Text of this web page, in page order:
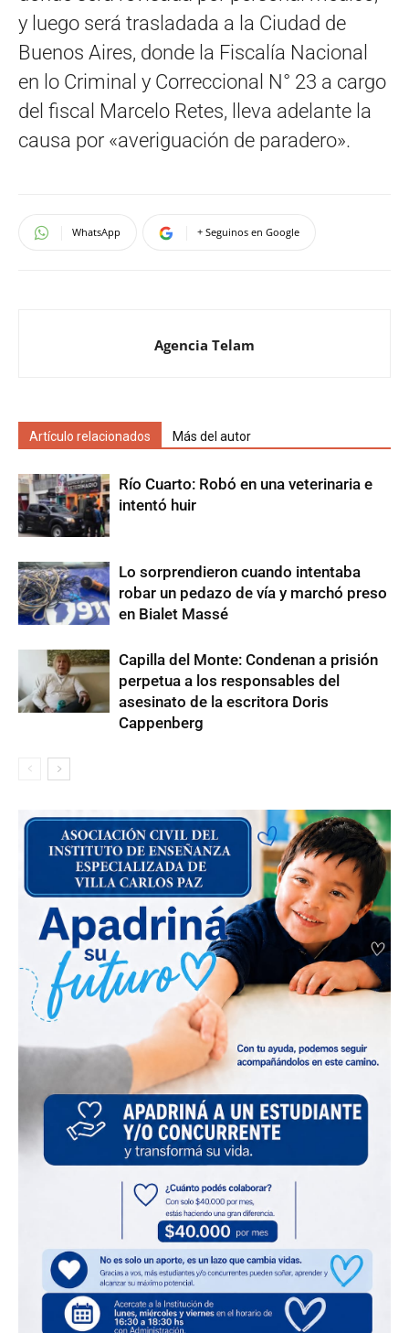
y luego será trasladada a la Ciudad de
Buenos Aires, donde la Fiscalía Nacional
en lo Criminal y Correccional N° 23 a cargo
del fiscal Marcelo Retes, lleva adelante la
causa por «averiguación de paradero».
WhatsApp + Seguinos en Google
Agencia Telam
Artículo relacionados Más del autor
Río Cuarto: Robó en una veterinaria e
intentó huir
Lo sorprendieron cuando intentaba
robar un pedazo de vía y marchó preso
en Bialet Massé
Capilla del Monte: Condenan a prisión
perpetua a los responsables del
asesinato de la escritora Doris
Cappenberg